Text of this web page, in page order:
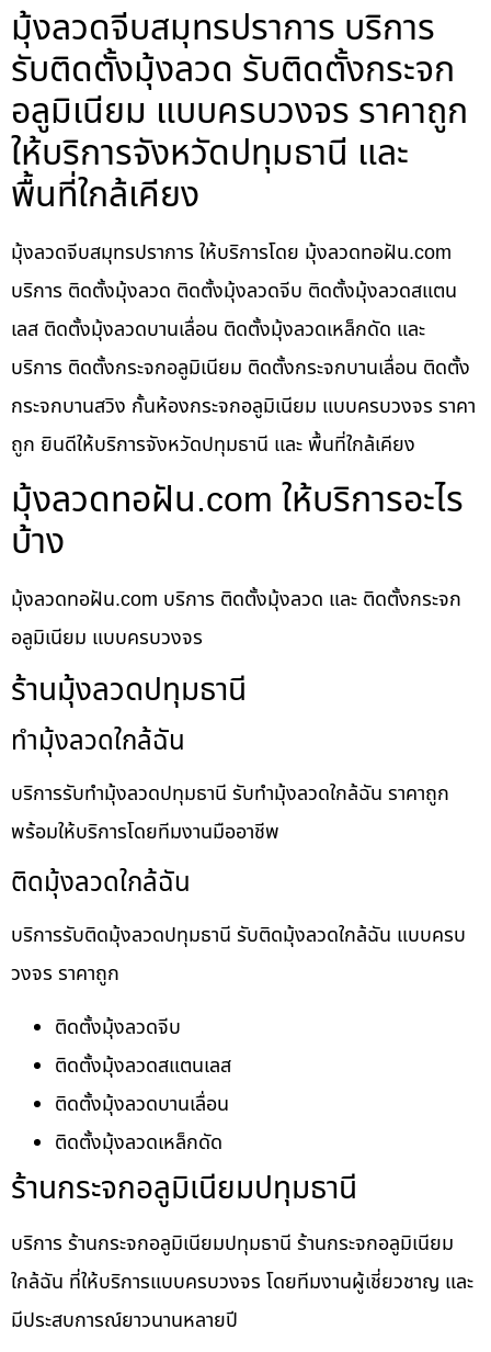
มุ้งลวดจีบสมุทรปราการ บริการ
รับติดตั้งมุ้งลวด รับติดตั้งกระจก
อลูมิเนียม แบบครบวงจร ราคาถูก
ให้บริการจังหวัดปทุมธานี และ
พื้นที่ใกล้เคียง
มุ้งลวดจีบสมุทรปราการ ให้บริการโดย มุ้งลวดทอฝัน.com
บริการ ติดตั้งมุ้งลวด ติดตั้งมุ้งลวดจีบ ติดตั้งมุ้งลวดสแตน
เลส ติดตั้งมุ้งลวดบานเลื่อน ติดตั้งมุ้งลวดเหล็กดัด และ
บริการ ติดตั้งกระจกอลูมิเนียม ติดตั้งกระจกบานเลื่อน ติดตั้ง
กระจกบานสวิง กั้นห้องกระจกอลูมิเนียม แบบครบวงจร ราคา
ถูก ยินดีให้บริการจังหวัดปทุมธานี และ พื้นที่ใกล้เคียง
มุ้งลวดทอฝัน.com ให้บริการอะไร
บ้าง
มุ้งลวดทอฝัน.com บริการ ติดตั้งมุ้งลวด และ ติดตั้งกระจก
อลูมิเนียม แบบครบวงจร
ร้านมุ้งลวดปทุมธานี
ทำมุ้งลวดใกล้ฉัน
บริการรับทำมุ้งลวดปทุมธานี รับทำมุ้งลวดใกล้ฉัน ราคาถูก
พร้อมให้บริการโดยทีมงานมืออาชีพ
ติดมุ้งลวดใกล้ฉัน
บริการรับติดมุ้งลวดปทุมธานี รับติดมุ้งลวดใกล้ฉัน แบบครบ
วงจร ราคาถูก
ติดตั้งมุ้งลวดจีบ
ติดตั้งมุ้งลวดสแตนเลส
ติดตั้งมุ้งลวดบานเลื่อน
ติดตั้งมุ้งลวดเหล็กดัด
ร้านกระจกอลูมิเนียมปทุมธานี
บริการ ร้านกระจกอลูมิเนียมปทุมธานี ร้านกระจกอลูมิเนียม
ใกล้ฉัน ที่ให้บริการแบบครบวงจร โดยทีมงานผู้เชี่ยวชาญ และ
มีประสบการณ์ยาวนานหลายปี